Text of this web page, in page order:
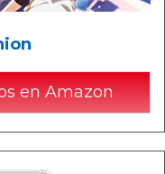
en Amazon